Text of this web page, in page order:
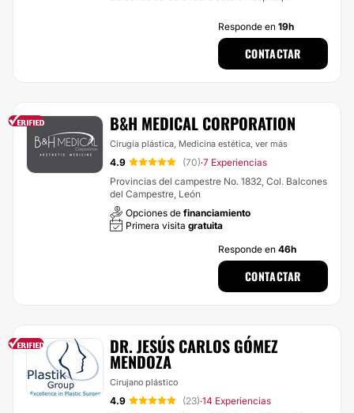
Responde en 19h
CONTACTAR
B&H MEDICAL CORPORATION
Cirugía plástica, Medicina estética, ver más
4.9 (70)·7 Experiencias
Provincias del campestre No. 1832, Col. Balcones
del Campestre, León
Opciones de financiamiento
Primera visita gratuita
Responde en 46h
CONTACTAR
DR. JESÚS CARLOS GÓMEZ
MENDOZA
Cirujano plástico
4.9 (23)·14 Experiencias